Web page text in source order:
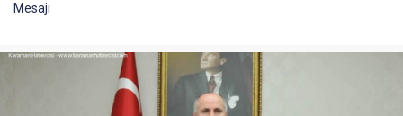
Mesajı